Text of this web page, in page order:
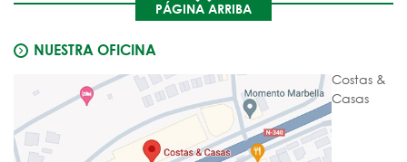
PÁGINA ARRIBA
NUESTRA OFICINA
Costas &
Casas